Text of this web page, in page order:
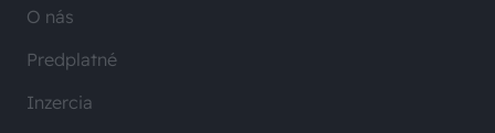
O nás
Predplatné
Inzercia